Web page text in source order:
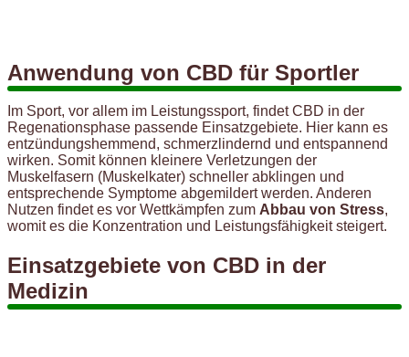
Anwendung von CBD für Sportler
Im Sport, vor allem im Leistungssport, findet CBD in der
Regenationsphase passende Einsatzgebiete. Hier kann es
entzündungshemmend, schmerzlindernd und entspannend
wirken. Somit können kleinere Verletzungen der
Muskelfasern (Muskelkater) schneller abklingen und
entsprechende Symptome abgemildert werden. Anderen
Nutzen findet es vor Wettkämpfen zum Abbau von Stress,
womit es die Konzentration und Leistungsfähigkeit steigert.
Einsatzgebiete von CBD in der
Medizin